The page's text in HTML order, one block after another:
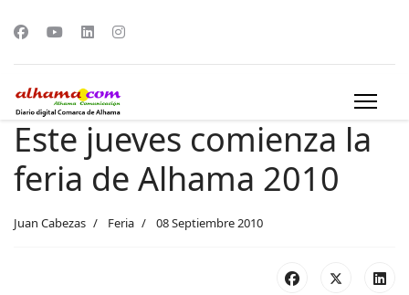
Este jueves comienza la
feria de Alhama 2010
Juan Cabezas Feria 08 Septiembre 2010